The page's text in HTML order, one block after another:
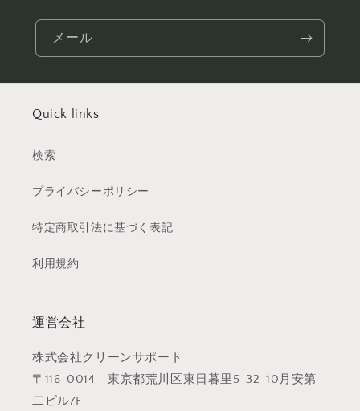
メール
Quick links
検索
プライバシーポリシー
特定商取引法に基づく表記
利用規約
運営会社
株式会社クリーンサポート
〒116-0014 東京都荒川区東日暮里5-32-10月安第
二ビル7F